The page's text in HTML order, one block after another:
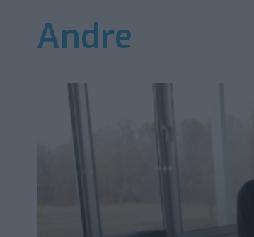
Andre